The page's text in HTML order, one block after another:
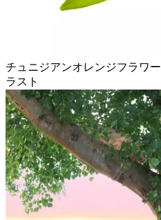
チュニジアンオレンジフラワー
ラスト